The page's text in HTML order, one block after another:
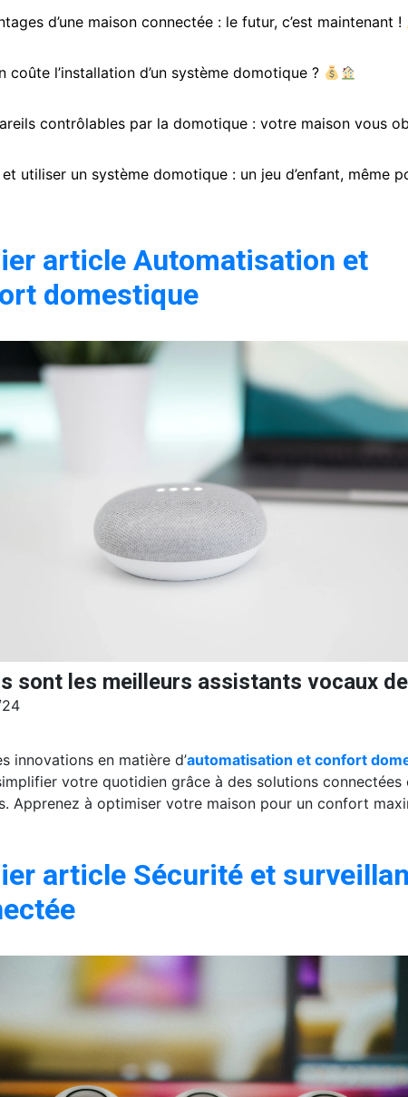
d’une maison connectée : le futur, c’est maintenant !
coûte l’installation d’un système domotique ?
contrôlables par la domotique : votre maison vous
utiliser un système domotique : un jeu d’enfant, même
article Automatisation et
domestique
innovations en matière d’automatisation et confort
votre quotidien grâce à des solutions
Apprenez à optimiser votre maison pour un confort
article Sécurité et